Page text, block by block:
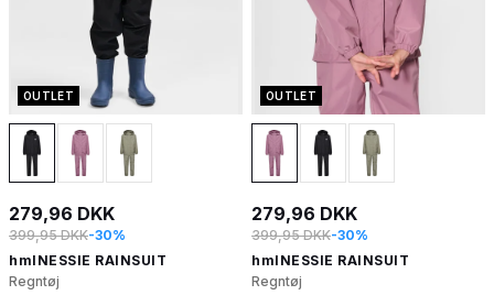
OUTLET
279,96 DKK
399,95 DKK-30%
hmlNESSIE RAINSUIT
Regntøj
OUTLET
279,96 DKK
399,95 DKK-30%
hmlNESSIE RAINSUIT
Regntøj